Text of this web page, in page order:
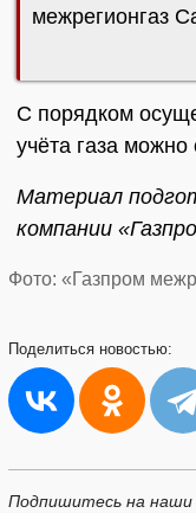
межрегионгаз
С порядком
учёта газа можно
Материал
компании
Фото: «Газпром
Поделиться новостью:
Подпишитесь на наши